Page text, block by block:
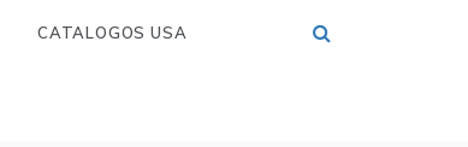
CATALOGOS USA